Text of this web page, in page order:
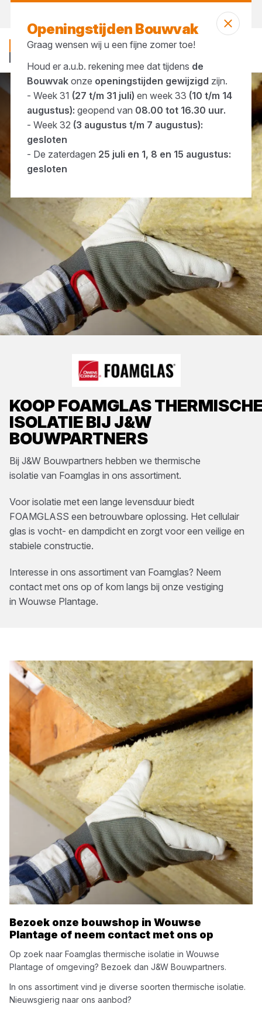
KOOPFOAMGLAS
ISOLATIEBIJ J&W
BOUWPARTNERS
Bij J&W Bouwpartners hebben we thermische
isolatie van Foamglas in ons assortiment.
Voor isolatie met een lange levensduur biedt
FOAMGLASS een betrouwbare oplossing. Het cellulair
glas is vocht- en dampdicht en zorgt voor een veilige en
stabiele constructie.
Interesse in ons assortiment van Foamglas? Neem
contact met ons op of kom langs bij onze vestiging
in Wouwse Plantage.
Merken Foamglas
Bezoek onze bouwshop in Wouwse
Plantage of neem contact met ons op
Op zoek naar Foamglas thermische isolatie in Wouwse
Plantage of omgeving? Bezoek dan J&W Bouwpartners.
In ons assortiment vind je diverse soortenthermische isolatie.
Nieuwsgierig naar ons aanbod?
Openingstijden Bouwvak
Graag wensen wij u een fijne zomer toe!
Houd er a.u.b. rekening mee dat tijdens de
Bouwvakonze openingstijden gewijzigd zijn.
- Week 31 (27 t/m 31 juli) en week 33 (10 t/m 14
augustus): geopend van 08.00 tot 16.30 uur.
- Week 32 (3 augustus t/m 7 augustus):
gesloten
- De zaterdagen 25 juli en 1, 8 en 15 augustus:
gesloten